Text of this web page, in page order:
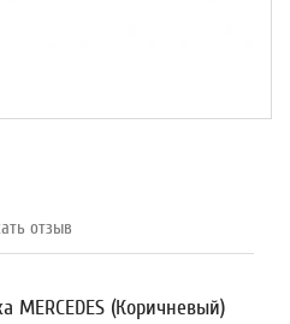
отзыв
MERCEDES (Коричневый)